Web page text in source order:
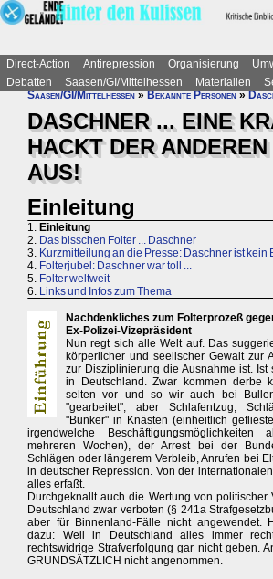
Direct-Action Antirepression Organisierung
Debatten
Saasen/GI/Mittelhessen Materialien
Saasen/GI/Mittelhessen»Bekannte Personen»
DASCHNER ... EINE
HACKT DER
AUS!
Einleitung
1. Einleitung
2. Das bisschen Folter ... Daschner
3. Kurzmitteilung an die Presse: Daschner ist kein
4. Folterjubel: Daschner war toll ...
5. Folter weltweit
6. Links und Infos zum Thema
Nachdenkliches zum Folterprozeß
Ex-Polizei-Vizepräsident
Nun regt sich alle Welt auf. Das
körperlicher und seelischer Gewalt zur
zur Disziplinierung die Ausnahme ist.
in Deutschland. Zwar kommen derbe
selten vor und so wir auch bei
"gearbeitet", aber Schlafentzug,
"Bunker" in Knästen (einheitlich
irgendwelche
mehreren Wochen), der Arrest bei der
Schlägen oder längerem Verbleib, Anrufen bei
in deutscher Repression. Von der
alles erfaßt.
Durchgeknallt auch die Wertung von politischer
Deutschland zwar verboten (§ 241a
aber für Binnenland-Fälle nicht angewendet.
dazu: Weil in Deutschland alles immer
rechtswidrige Strafverfolgung gar nicht geben.
GRUNDSÄTZLICH nicht angenommen.